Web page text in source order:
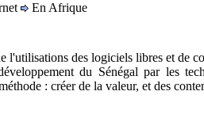
En Afrique
l'utilisations des logiciels libres et de
du Sénégal par les
: créer de la valeur, et des